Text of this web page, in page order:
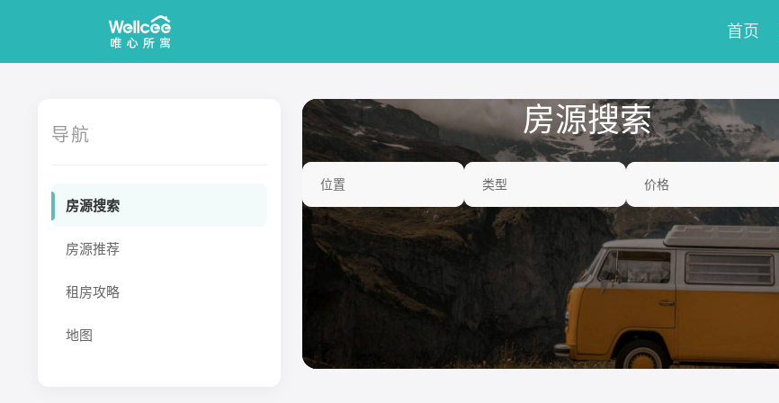
首页
导航
房源搜索
房源推荐
租房攻略
地图
房源搜索
位置 类型 价格